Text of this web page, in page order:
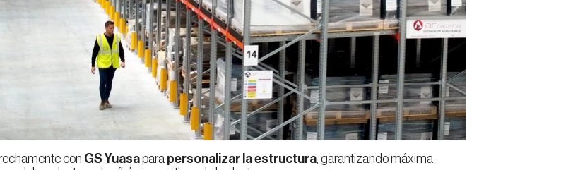
con GS Yuasapara personalizar la estructura, garantizando máxima